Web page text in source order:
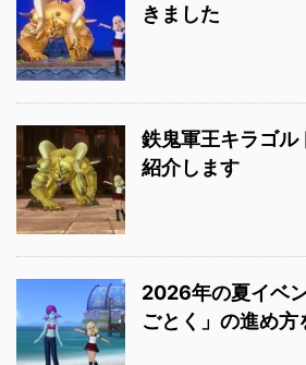
きました
鉄鬼軍王キラゴル
紹介します
2026年の夏イベ
ごとく」の進め方